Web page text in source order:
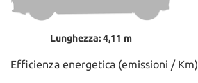
Lunghezza: 4,11 m
Efficienza energetica (emissioni / Km)